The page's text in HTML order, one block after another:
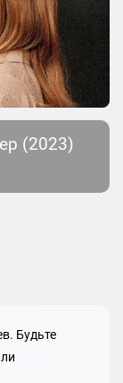
(2023)
Будьте